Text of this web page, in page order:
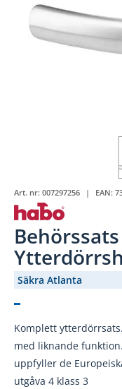
Art. nr: 007297256 EAN:
Säkra Atlanta
Komplett
med liknande
uppfyller de
utgåva 4 klass 3